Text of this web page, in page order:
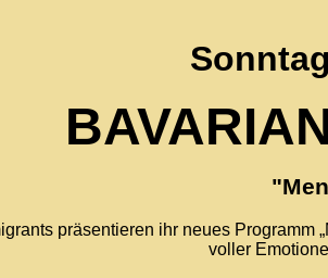
präsentieren ihr neues
voller